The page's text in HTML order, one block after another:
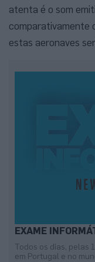
atenta é o som
comparativamente
estas aeronaves
EXAME
Todos os dias, pelas
em Portugal e no